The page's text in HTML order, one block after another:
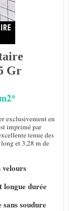
Gr
exclusivement en
imprimé par
tenue des
et 3,28 m de
velours
longue durée
soudure